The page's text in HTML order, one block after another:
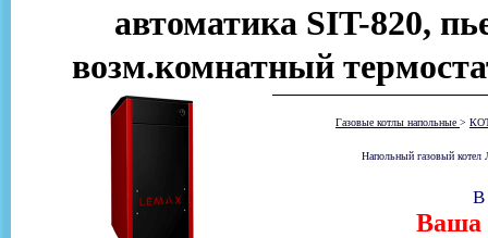
автоматика SIT-820,
возм.комнатный
Газовые котлы напольные >
Напольный газовый котел
Ваша
В